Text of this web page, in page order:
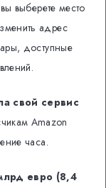
выберете место
адрес
доступные
свой сервис
Amazon
часа.
евро (8,4